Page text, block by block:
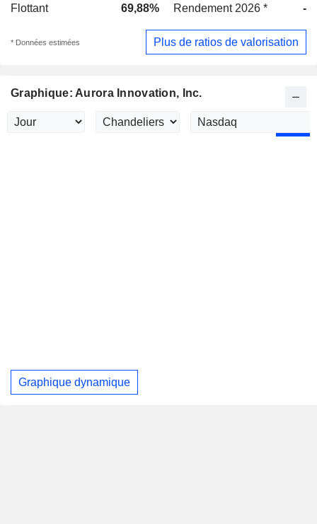
Flottant
69,88% Rendement 2026 * -
* Données estimées Plus de ratios de valorisation
Graphique: Aurora Innovation, Inc.
Graphique dynamique